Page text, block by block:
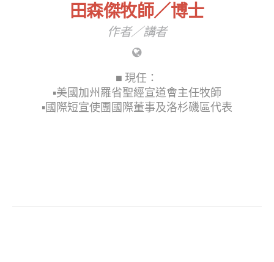
田森傑牧師／博士
作者／講者
■ 現任：
▪︎美國加州羅省聖經宣道會主任牧師
▪︎國際短宣使團國際董事及洛杉磯區代表